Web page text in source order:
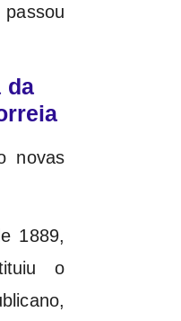
da
novas
1889,
o